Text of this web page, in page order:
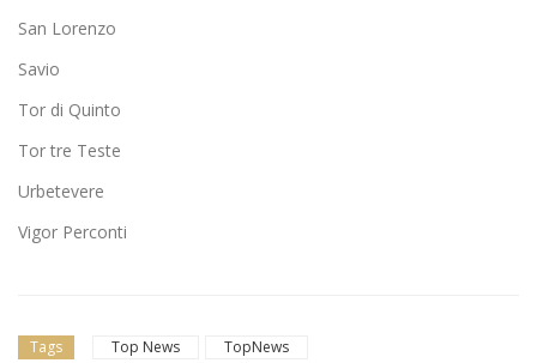
San Lorenzo
Savio
Tor di Quinto
Tor tre Teste
Urbetevere
Vigor Perconti
Tags Top News TopNews